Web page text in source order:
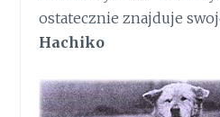
ostatecznie znajduje
Hachiko